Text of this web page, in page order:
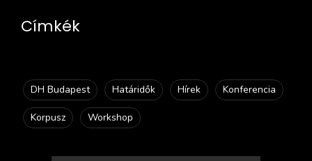
Címkék
DH Budapest Határidők Hírek Konferencia
Korpusz Workshop